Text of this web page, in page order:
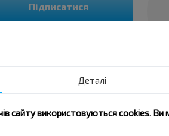
Підписатися
Деталі
сайту використовуються cookies.